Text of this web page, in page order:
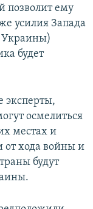
позволит ему
усилия Запада
Украины)
будет
эксперты,
осмелиться
местах и
от хода войны и
будут